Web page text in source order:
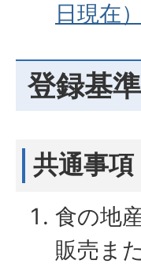
日現在
登録基準
共通事項
食の地
販売ま